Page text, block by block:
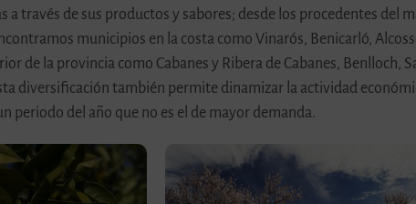
a través de sus productos y sabores; desde los procedentes del
municipios en la costa como Vinarós, Benicarló,
de la provincia como Cabanes y Ribera de Cabanes, Benlloch,
diversificación también permite dinamizar la actividad
periodo del año que no es el de mayor demanda.